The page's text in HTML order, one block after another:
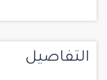
التفاصيل